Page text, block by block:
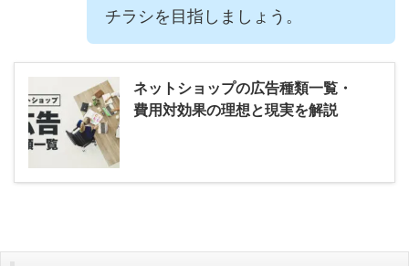
チラシを目指しましょう。
ネットショップの広告種類一覧・
費用対効果の理想と現実を解説